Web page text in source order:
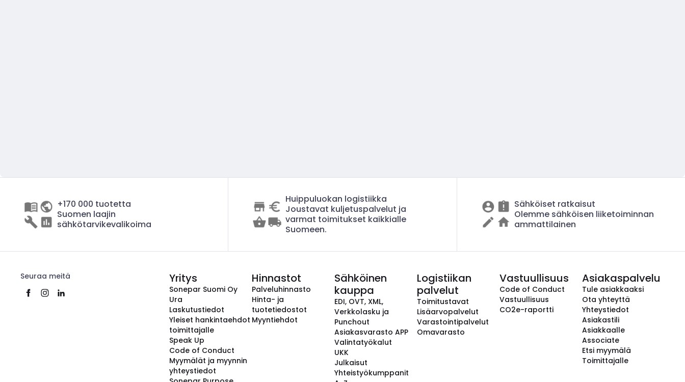
+170 000 tuotetta
Suomen laajin
sähkötarvikevalikoima
Huippuluokan logistiikka
Joustavat kuljetuspalvelut ja
varmat toimitukset kaikkialle
Suomeen.
Sähköiset ratkaisut
Olemme sähköisen liiketoiminnan
ammattilainen
Seuraa meitä Yritys
Sonepar Suomi Oy
Ura
Laskutustiedot
Yleiset hankintaehdot
toimittajalle
Speak Up
Code of Conduct
Myymälät ja myynnin
yhteystiedot
Hinnastot
Palveluhinnasto
Hinta- ja
tuotetiedostot
Myyntiehdot
Sähköinen
kauppa
EDI, OVT, XML,
Verkkolasku ja
Punchout
Asiakasvarasto APP
Valintatyökalut
UKK
Julkaisut
Yhteistyökumppanit
Logistiikan
palvelut
Toimitustavat
Lisäarvopalvelut
Varastointipalvelut
Omavarasto
Vastuullisuus
Code of Conduct
Vastuullisuus
CO2e-raportti
Asiakaspalvelu
Tule asiakkaaksi
Ota yhteyttä
Yhteystiedot
Asiakastili
Asiakkaalle
Associate
Etsi myymälä
Toimittajalle